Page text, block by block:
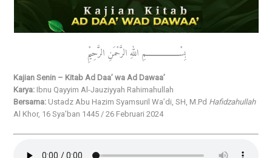
بِسْــــــــــــــــــمِ اللهِ الرَّحْمَنِ الرَّحِيْمِ
Kajian Senin – Kitab Ad Daa’ wa Ad Dawaa’
Karya: Ibnu Qayyim Al-Jauziyyah Rahimahullah
Bersama: Ustadz Abu Hazim Syamsuril Wa’di, SH, M.Pd Hafidzahullah
Al Khor, 16 Sya’ban 1445 / 26 Februari 2024